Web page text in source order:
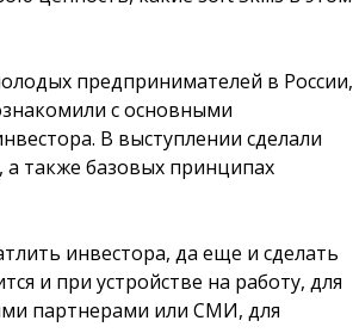
предпринимателей в России,
с основными
В выступлении сделали
также базовых принципах
инвестора, да еще и сделать
и при устройстве на работу, для
партнерами или СМИ, для